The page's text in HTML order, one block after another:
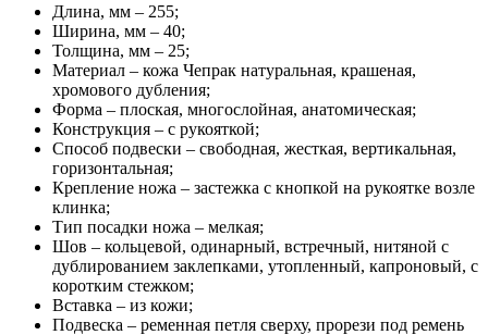
Длина, мм – 255;
Ширина, мм – 40;
Толщина, мм – 25;
Материал – кожа Чепрак натуральная, крашеная,
хромового дубления;
Форма – плоская, многослойная, анатомическая;
Конструкция – с рукояткой;
Способ подвески – свободная, жесткая, вертикальная,
горизонтальная;
Крепление ножа – застежка с кнопкой на рукоятке возле
клинка;
Тип посадки ножа – мелкая;
Шов – кольцевой, одинарный, встречный, нитяной с
дублированием заклепками, утопленный, капроновый, с
коротким стежком;
Вставка – из кожи;
Подвеска – ременная петля сверху, прорези под ремень